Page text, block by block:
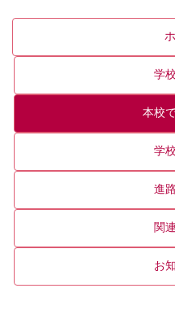
学
本校
学
進
関
お